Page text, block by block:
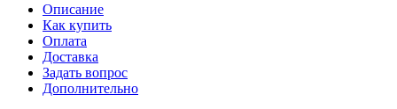
Описание
Как купить
Оплата
Доставка
Задать вопрос
Дополнительно